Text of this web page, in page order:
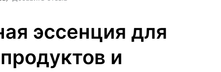
эссенция для
и